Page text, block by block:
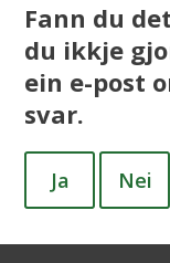
Fann du
du ikkje
ein e-post
svar.
Ja Nei